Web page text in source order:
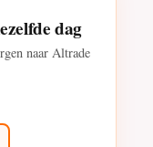
dag
naar Altrade